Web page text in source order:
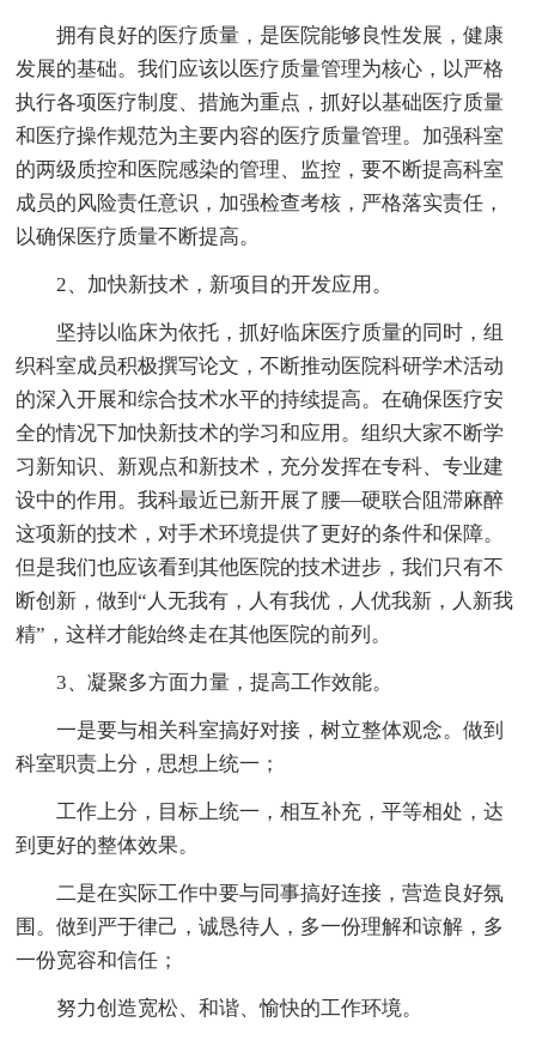
拥有良好的医疗质量，是医院能够良性发展，健康
发展的基础。我们应该以医疗质量管理为核心，以严格
执行各项医疗制度、措施为重点，抓好以基础医疗质量
和医疗操作规范为主要内容的医疗质量管理。加强科室
的两级质控和医院感染的管理、监控，要不断提高科室
成员的风险责任意识，加强检查考核，严格落实责任，
以确保医疗质量不断提高。
2、加快新技术，新项目的开发应用。
坚持以临床为依托，抓好临床医疗质量的同时，组
织科室成员积极撰写论文，不断推动医院科研学术活动
的深入开展和综合技术水平的持续提高。在确保医疗安
全的情况下加快新技术的学习和应用。组织大家不断学
习新知识、新观点和新技术，充分发挥在专科、专业建
设中的作用。我科最近已新开展了腰—硬联合阻滞麻醉
这项新的技术，对手术环境提供了更好的条件和保障。
但是我们也应该看到其他医院的技术进步，我们只有不
断创新，做到“人无我有，人有我优，人优我新，人新我
精”，这样才能始终走在其他医院的前列。
3、凝聚多方面力量，提高工作效能。
一是要与相关科室搞好对接，树立整体观念。做到
科室职责上分，思想上统一；
工作上分，目标上统一，相互补充，平等相处，达
到更好的整体效果。
二是在实际工作中要与同事搞好连接，营造良好氛
围。做到严于律己，诚恳待人，多一份理解和谅解，多
一份宽容和信任；
努力创造宽松、和谐、愉快的工作环境。